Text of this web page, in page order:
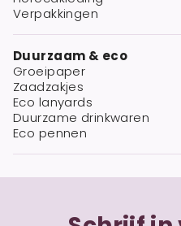
Verpakkingen
Duurzaam & eco
Groeipaper
Zaadzakjes
Eco lanyards
Duurzame drinkwaren
Eco pennen